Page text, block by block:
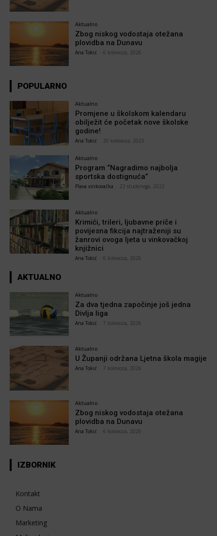
Aktualno
Zbog niskog vodostaja otežana
plovidba na Dunavu
Ana Tokić 6 kolovoza, 2026
POPULARNO
Aktualno
Promjene u školskom kalendaru
obilježit će početak nove školske
godine!
Ana Tokić 20 kolovoza, 2025
Aktualno
Program “Nagradimo najbolja
sportska dostignuća”
Plava vinkovačka 22 studenoga, 2022
Aktualno
Krimići, trileri, ljubavne priče i
povijesna fikcija najtraženiji su
žanrovi ovoga ljeta u vinkovačkoj
knjižnici
Ana Tokić 6 kolovoza, 2026
AKTUALNO
Aktualno
Za dva tjedna započinje još jedna
Divlja liga
Ana Tokić 7 kolovoza, 2026
Aktualno
U Županji održana Ljetna škola magije
Ana Tokić 7 kolovoza, 2026
Aktualno
Zbog niskog vodostaja otežana
plovidba na Dunavu
Ana Tokić 6 kolovoza, 2026
IZBORNIK
Kontakt
O Nama
Marketing